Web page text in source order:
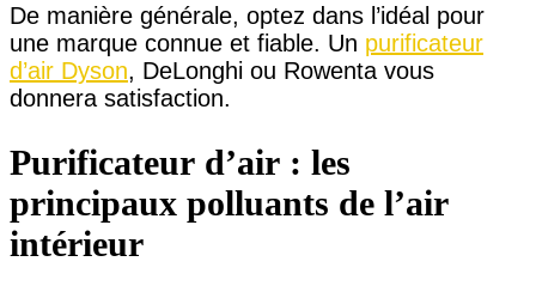
De manière générale, optez dans l’idéal pour
une marque connue et fiable. Un purificateur
d’air Dyson, DeLonghi ou Rowenta vous
donnera satisfaction.
Purificateur d’air : les
principaux polluants de l’air
intérieur